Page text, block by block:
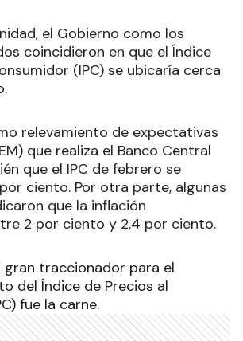
el Gobierno como los
coincidieron en que el Índice
(IPC) se ubicaría cerca
relevamiento de expectativas
que realiza el Banco Central
que el IPC de febrero se
ciento. Por otra parte, algunas
que la inflación
2 por ciento y 2,4 por ciento.
gran traccionador para el
del Índice de Precios al
fue la carne.